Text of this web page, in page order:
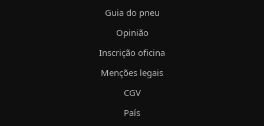
Guia do pneu
Opinião
Inscrição oficina
Menções legais
CGV
País